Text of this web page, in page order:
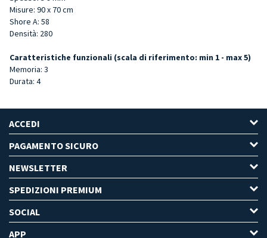
Misure: 90 x 70 cm
Shore A: 58
Densità: 280
Caratteristiche funzionali (scala di riferimento: min 1 - max 5)
Memoria: 3
Durata: 4
ACCEDI
PAGAMENTO SICURO
NEWSLETTER
SPEDIZIONI PREMIUM
SOCIAL
APP